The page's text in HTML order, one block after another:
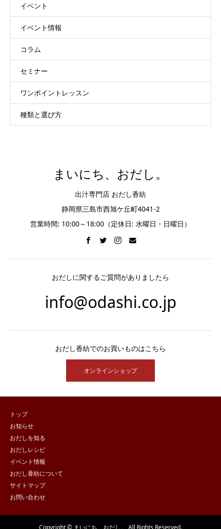
イベント
イベント情報
コラム
セミナー
ワンポイントレッスン
種類と選び方
まいにち、おだし。
出汁専門店 おだし香紡
静岡県三島市西旭ケ丘町4041-2
営業時間: 10:00～18:00（定休日: 水曜日・日曜日）
おだしに関するご質問がありましたら
info@odashi.co.jp
おだし香紡でのお買いものはこちら
オンラインショップ
トップ
お知らせ
おだしを知る
おだしレシピ
イベント情報
おだし香紡について
サイトマップ
お問い合わせ
Copyright © まいにち、おだし。 All Rights Reserved.